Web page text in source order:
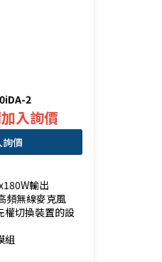
2
入詢價
詢價
輸出
頻無線麥克風
權切換裝置的設
組